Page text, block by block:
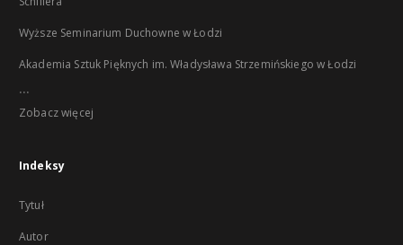
Wyższe Seminarium Duchowne w Łodzi
Akademia Sztuk Pięknych im. Władysława Strzemińskiego w Łodzi
...
Zobacz więcej
Indeksy
Tytuł
Autor